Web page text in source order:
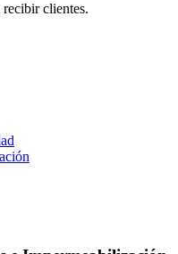
recibir clientes.